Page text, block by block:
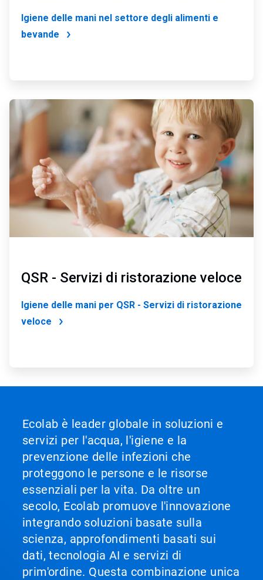
Igiene delle mani nel settore degli alimenti e
bevande
ArticleTile
QSR - Servizi di ristorazione veloce
Igiene delle mani per QSR - Servizi di ristorazione
veloce
Ecolab è leader globale in soluzioni e
servizi per l'acqua, l'igiene e la
prevenzione delle infezioni che
proteggono le persone e le risorse
essenziali per la vita. Da oltre un
secolo, Ecolab promuove l'innovazione
integrando soluzioni basate sulla
scienza, approfondimenti basati sui
dati, tecnologia AI e servizi di
prim'ordine. Questa combinazione unica